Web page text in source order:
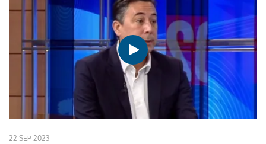
22 SEP 2023